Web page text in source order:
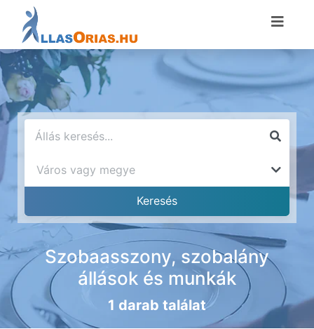
Szobaasszony, szobalány
állások és munkák
1 darab találat